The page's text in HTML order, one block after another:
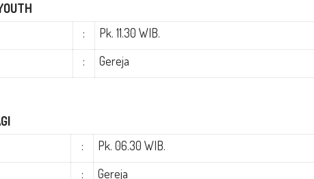
:
Pk. 11.30 WIB.
: Gereja
:
Pk. 06.30 WIB.
:
Gereja